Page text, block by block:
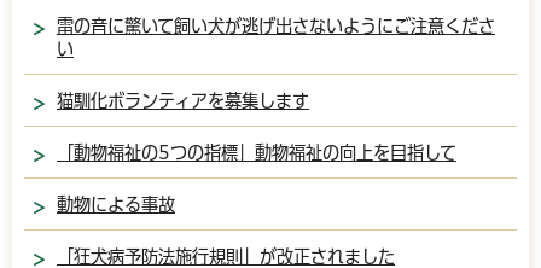
雷の音に驚いて飼い犬が逃げ出さないようにご注意くださ
い
猫馴化ボランティアを募集します
「動物福祉の5つの指標」動物福祉の向上を目指して
動物による事故
「狂犬病予防法施行規則」が改正されました